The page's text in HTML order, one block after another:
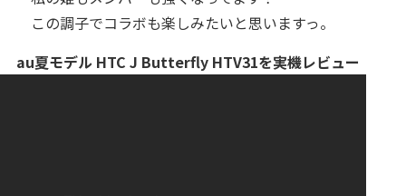
この調子でコラボも楽しみたいと思いますっ。
au夏モデル HTC J Butterfly HTV31を実機レビュー